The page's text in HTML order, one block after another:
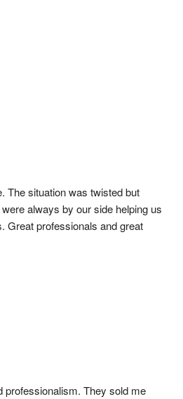
The situation was twisted but
always by our side helping us
Great professionals and great
professionalism. They sold me